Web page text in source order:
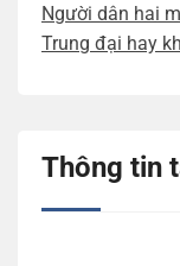
Người dân hai
Trung đại hay
Thông tin